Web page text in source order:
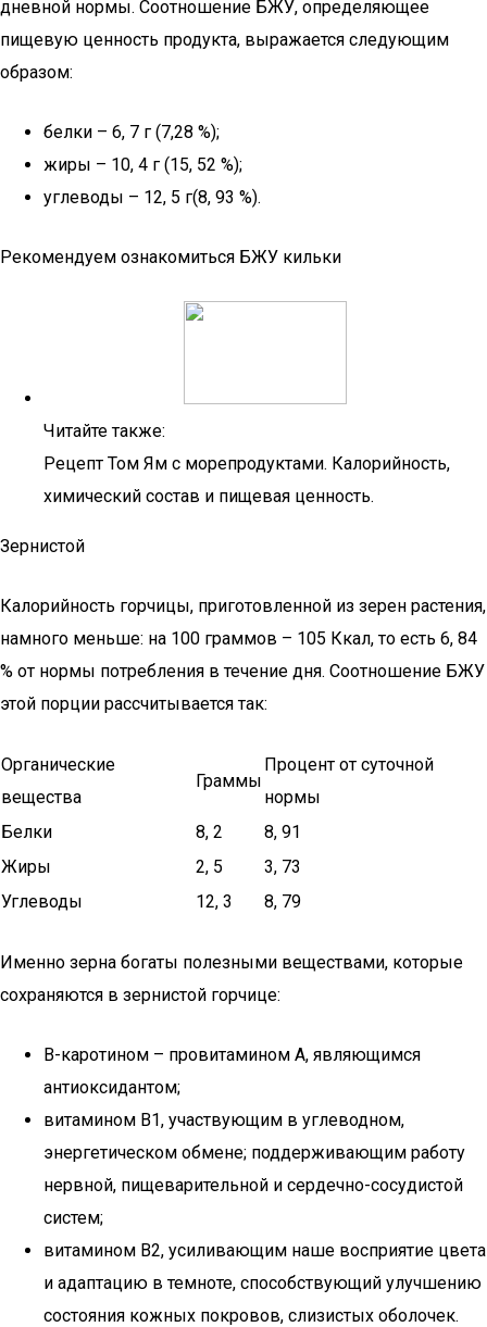
дневной нормы. Соотношение БЖУ, определяющее
пищевую ценность продукта, выражается следующим
образом:
белки – 6, 7 г (7,28 %);
жиры – 10, 4 г (15, 52 %);
углеводы – 12, 5 г(8, 93 %).
Рекомендуем ознакомиться БЖУ кильки
Читайте также:
Рецепт Том Ям с морепродуктами. Калорийность,
химический состав и пищевая ценность.
Зернистой
Калорийность горчицы, приготовленной из зерен растения,
намного меньше: на 100 граммов – 105 Ккал, то есть 6, 84
% от нормы потребления в течение дня. Соотношение БЖУ
этой порции рассчитывается так:
Органические
вещества
Граммы
Процент от суточной
нормы
Белки
8, 2
8, 91
Жиры
2, 5
3, 73
Углеводы
12, 3 8, 79
Именно зерна богаты полезными веществами, которые
сохраняются в зернистой горчице:
B-каротином – провитамином A, являющимся
антиоксидантом;
витамином В1, участвующим в углеводном,
энергетическом обмене; поддерживающим работу
нервной, пищеварительной и сердечно-сосудистой
систем;
витамином В2, усиливающим наше восприятие цвета
и адаптацию в темноте, способствующий улучшению
состояния кожных покровов, слизистых оболочек.